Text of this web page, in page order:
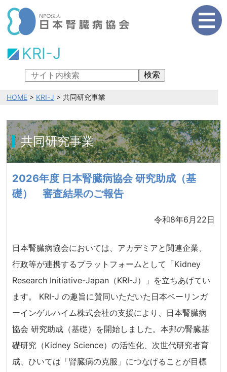
KRI-J
検索
HOME> KRI-J > 共同研究事業
共同研究事業
2026年度 日本腎臓病協会 研究助成（基
礎） 審査結果のご報告
令和8年6月22日
日本腎臓病協会においては、アカデミアと関連企業、
行政等が連携するプラットフォームとして「Kidney
Research Initiative-Japan（KRI-J）」を立ちあげてい
ます。 KRI-J の趣旨に賛同いただいた日本ベーリンガ
ーインゲルハイム株式会社の支援により、日本腎臓病
協会 研究助成（基礎）を開始しました。本邦の腎臓基
礎研究（Kidney Science）の活性化、次世代研究者育
成、ひいては「腎臓病の克服」につなげることが目標